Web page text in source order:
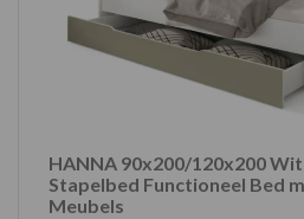
HANNA 90x200/120x200
Stapelbed Functioneel Bed
Meubels